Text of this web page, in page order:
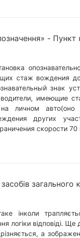
-
стаж вождения
знак
водители, имеющие
личном авто(оно
других
скорости
загального
інколи
логіки відповіді.
а